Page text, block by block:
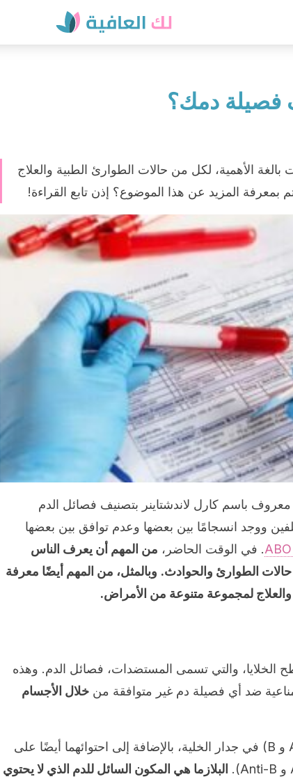
فصيلة دمك؟
الأهمية، لكل من حالات الطوارئ الطبية والعلاج
المزيد عن هذا الموضوع؟ إذن تابع القراءة!
معروف باسم كارل لاندشتاينر بتصنيف فصائل الدم
ووجد انسجامًا بين بعضها وعدم توافق بين بعضها
. في الوقت الحاضر، من المهم أن يعرف الناس
الطوارئ والحوادث. وبالمثل، من المهم أيضًا معرفة
لمجموعة متنوعة من الأمراض.
الخلايا، والتي تسمى المستضدات، فصائل الدم. وهذه
ضد أي فصيلة دم غير متوافقة من خلال الأجسام
وجد الخبراء أن هناك مستضدين (A و B) في جدار الخلية، بالإضافة إلى احتوائهما أيضًا على
البلازما هي المكون السائل للدم الذي لا يحتوي